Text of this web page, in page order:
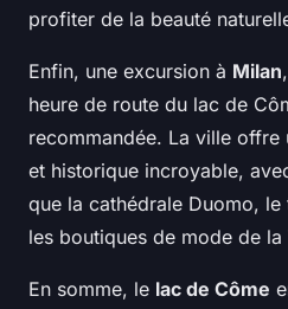
profiter de la beauté
Enfin, une excursion à Milan
heure de route du lac de
recommandée. La ville offre
et historique incroyable,
que la cathédrale Duomo,
les boutiques de mode de
En somme, le lac de Côme